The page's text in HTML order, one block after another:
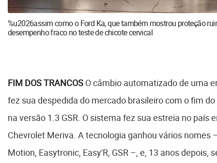
%u2026assim como o Ford Ka, que também mostrou proteção
desempenho fraco no teste de chicote cervical
FIM DOS TRANCOS O câmbio automatizado de uma
fez sua despedida do mercado brasileiro com o fim
na versão 1.3 GSR. O sistema fez sua estreia no país
Chevrolet Meriva. A tecnologia ganhou vários nomes
Motion, Easytronic, Easy'R, GSR –, e, 13 anos depois,